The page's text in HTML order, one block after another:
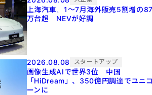
上海汽車、1～7月海外販売5割増の
万台超 NEVが好調
2026.08.08 スタートアップ
画像生成AIで世界3位 中国
「HiDream」、350億円調達でユニ
ーンに